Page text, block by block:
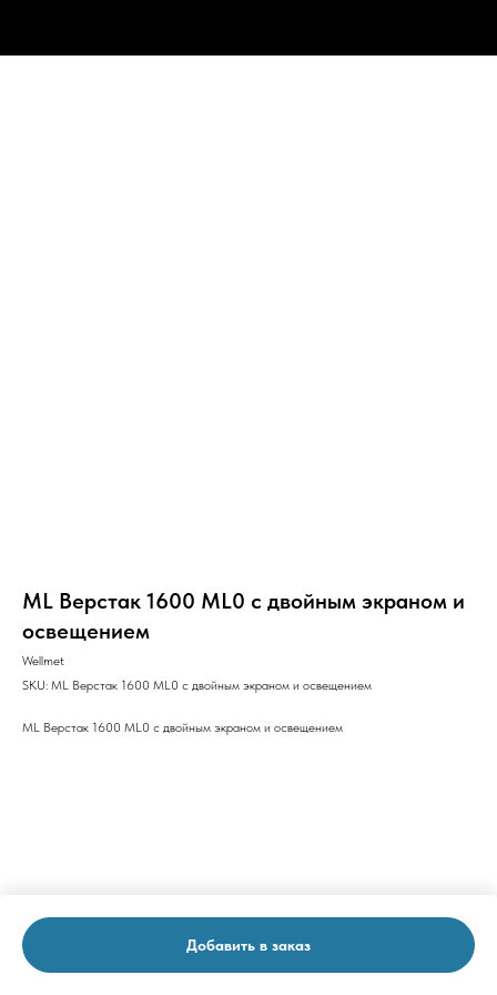
ML Верстак 1600 ML0 с двойным экраном и
освещением
Wellmet
SKU: ML Верстак 1600 ML0 с двойным экраном и освещением
Добавить в заказ
ML Верстак 1600 ML0 с двойным экраном и освещением